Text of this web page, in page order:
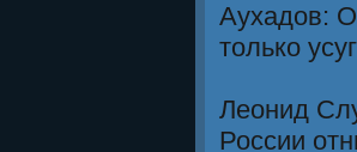
Аухадов:
только
Леонид
России